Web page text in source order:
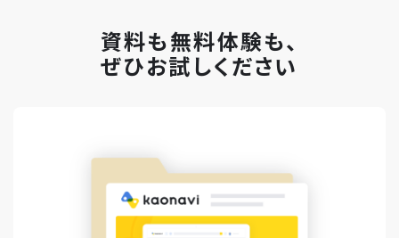
資料も無料体験も、
ぜひお試しください